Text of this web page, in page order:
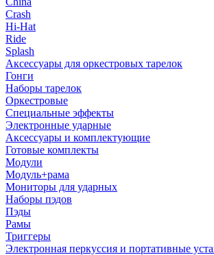
Crash
Hi-Hat
Ride
Splash
Аксессуары для оркестровых тарелок
Гонги
Наборы тарелок
Оркестровые
Специальные эффекты
Электронные ударные
Аксессуары и комплектующие
Готовые комплекты
Модули
Модуль+рама
Мониторы для ударных
Наборы пэдов
Пэды
Рамы
Триггеры
Электронная перкуссия и портативные